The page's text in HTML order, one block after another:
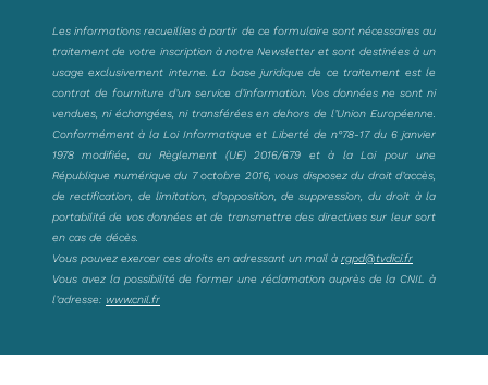
Les informations recueillies à partir de ce formulaire sont nécessaires au
traitement de votre inscription à notre Newsletter et sont destinées à un
usage exclusivement interne. La base juridique de ce traitement est le
contrat de fourniture d’un service d’information. Vos données ne sont ni
vendues, ni échangées, ni transférées en dehors de l’Union Européenne.
Conformément à la Loi Informatique et Liberté de n°78-17 du 6 janvier
1978 modifiée, au Règlement (UE) 2016/679 et à la Loi pour une
République numérique du 7 octobre 2016, vous disposez du droit d’accès,
de rectification, de limitation, d’opposition, de suppression, du droit à la
portabilité de vos données et de transmettre des directives sur leur sort
en cas de décès.
Vous pouvez exercer ces droits en adressant un mail à rgpd@tvdici.fr
Vous avez la possibilité de former une réclamation auprès de la CNIL à
l’adresse: www.cnil.fr